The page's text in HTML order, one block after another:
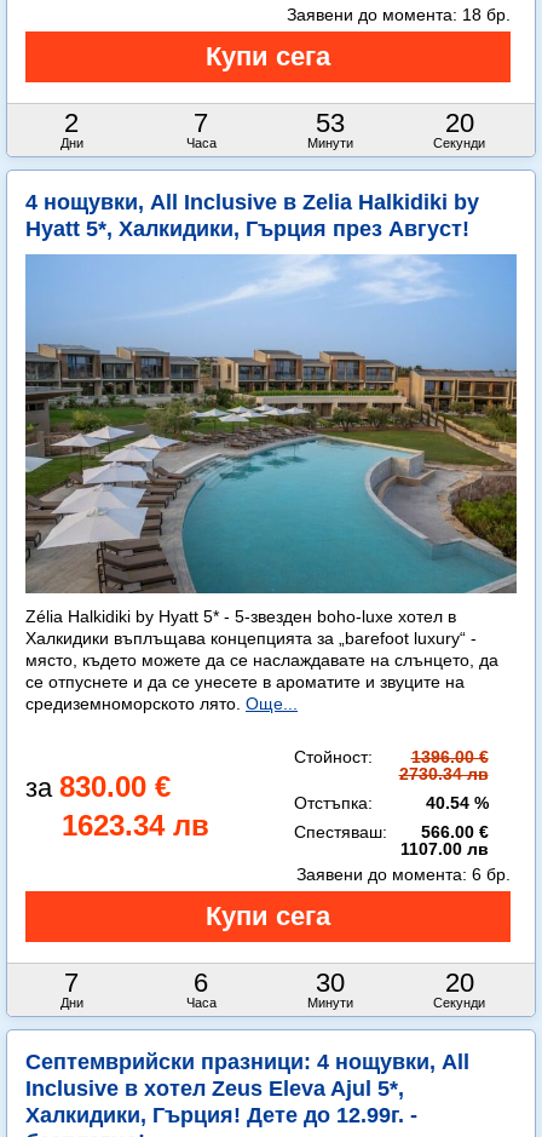
2
Дни
7
Часа
53
Минути
19
Секунди
Заявени до момента: 18 бр.
4 нощувки, All Inclusive в Zelia Halkidiki by
Hyatt 5*, Халкидики, Гърция през Август!
Zélia Halkidiki by Hyatt 5* - 5-звезден boho-luxe хотел в
Халкидики въплъщава концепцията за „barefoot luxury“ -
място, където можете да се наслаждавате на слънцето, да
се отпуснете и да се унесете в ароматите и звуците на
средиземноморското лято. Още...
830.00 €
1623.34 лв
Стойност:
1396.00 €
2730.34 лв
Отстъпка:
40.54 %
Спестяваш:
566.00 €
1107.00 лв
7
Дни
6
Часа
30
Минути
19
Секунди
Заявени до момента: 6 бр.
Септемврийски празници: 4 нощувки, All
Inclusive в хотел Zeus Eleva Ajul 5*,
Халкидики, Гърция! Дете до 12.99г. -